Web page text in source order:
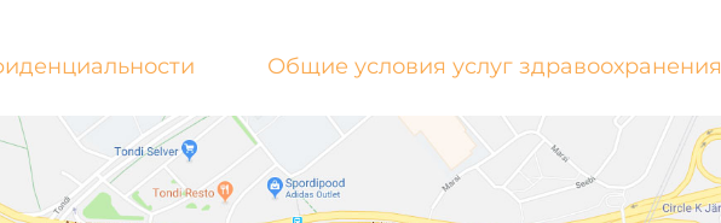
Общие условия услуг здравоохранения